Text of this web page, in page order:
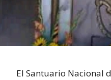
El Santuario Nacional